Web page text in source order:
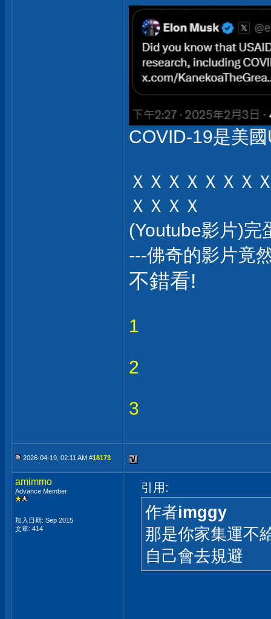
COVID-19是美
ＸＸＸＸＸＸＸ
ＸＸＸＸ
(Youtube影片)完
---佛奇的影片竟
不錯看!
1
2
3
2026-04-19, 02:11 AM #18173
amimmo
Advance Member
加入日期: Sep 2015
文章: 414
引用:
作者imggy
那是你家集運不
自己會去規避